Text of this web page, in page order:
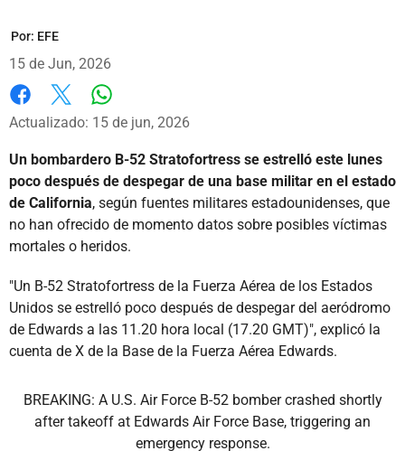
Por: EFE
15 de Jun, 2026
Facebook
X
Actualizado: 15 de jun, 2026
Un bombardero B-52 Stratofortress se estrelló este lunes
poco después de despegar de una base militar en el estado
de California, según fuentes militares estadounidenses, que
no han ofrecido de momento datos sobre posibles víctimas
mortales o heridos.
"Un B-52 Stratofortress de la Fuerza Aérea de los Estados
Unidos se estrelló poco después de despegar del aeródromo
de Edwards a las 11.20 hora local (17.20 GMT)", explicó la
cuenta de X de la Base de la Fuerza Aérea Edwards.
BREAKING: A U.S. Air Force B-52 bomber crashed shortly
after takeoff at Edwards Air Force Base, triggering an
emergency response.